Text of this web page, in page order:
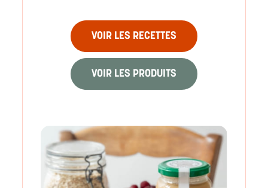
VOIR LES RECETTES
VOIR LES PRODUITS